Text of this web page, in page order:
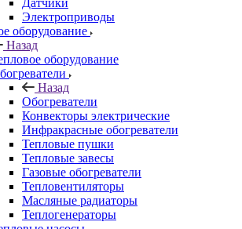
Датчики
Электроприводы
оборудование
Назад
оборудование
Назад
Обогреватели
Конвекторы электрические
Инфракрасные обогреватели
Тепловые пушки
Тепловые завесы
Газовые обогреватели
Тепловентиляторы
Масляные радиаторы
Теплогенераторы